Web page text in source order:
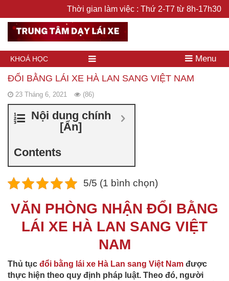
Thời gian làm việc : Thứ 2-T7 từ 8h-17h30
KHOÁ HỌC Menu
ĐỔI BẰNG LÁI XE HÀ LAN SANG VIỆT NAM
23 Tháng 6, 2021 (86)
Nội dung chính
[Ẩn]
Contents
5/5 (1 bình chọn)
VĂN PHÒNG NHẬN ĐỔI BẰNG
LÁI XE HÀ LAN SANG VIỆT
NAM
Thủ tục đổi bằng lái xe Hà Lan sang Việt Nam được
thực hiện theo quy định pháp luật. Theo đó, người